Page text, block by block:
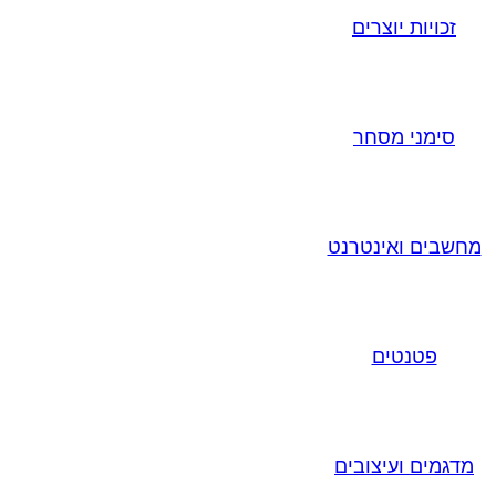
זכויות יוצרים
סימני מסחר
מחשבים ואינטרנט
פטנטים
מדגמים ועיצובים